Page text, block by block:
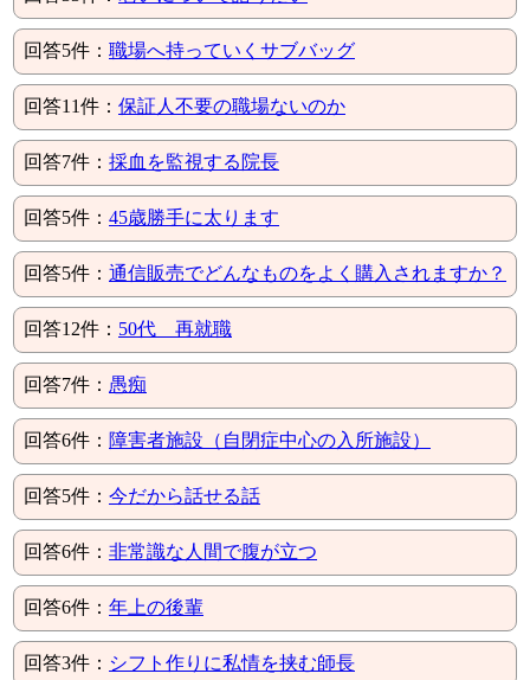
回答5件： 職場へ持っていくサブバッグ
回答11件： 保証人不要の職場ないのか
回答7件： 採血を監視する院長
回答5件： 45歳勝手に太ります
回答5件： 通信販売でどんなものをよく購入されますか？
回答12件： 50代 再就職
回答7件： 愚痴
回答6件： 障害者施設（自閉症中心の入所施設）
回答5件： 今だから話せる話
回答6件： 非常識な人間で腹が立つ
回答6件： 年上の後輩
回答3件： シフト作りに私情を挟む師長